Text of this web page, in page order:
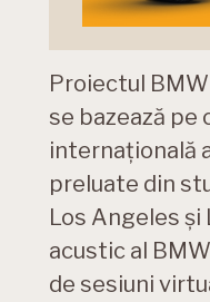
Proiectul
se bazează pe
internaţională
preluate din
Los Angeles şi
acustic al
de sesiuni